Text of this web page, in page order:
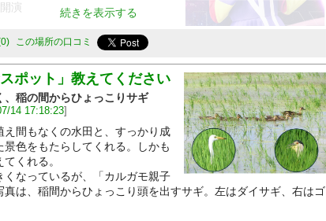
演
バーZ）
エリア入場者のみ参加可能）
る可能性があります。
設レジにて対象商品を1枚ご購入につき1枚抽選会参加券をお渡
は、週末ヒロイン ももいろクローバーZ オフィシャルサイトに
ローバーZ オフィシャルサイト＞
続きを表示する
0 この場所の口コミ
ポット」教えてください
稲の間からひょっこりサギ
14 17:18:23]
間もなくの水田と、すっかり成
色をもたらしてくれる。しかも
くれる。
なっているが、「カルガモ親子
は、稲間からひょっこり頭を出すサギ。左はダイサギ、右はゴ